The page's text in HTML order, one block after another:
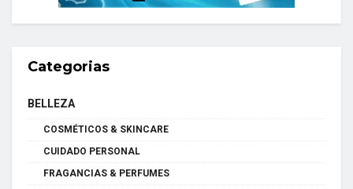
Categorias
BELLEZA
COSMÉTICOS & SKINCARE
CUIDADO PERSONAL
FRAGANCIAS & PERFUMES